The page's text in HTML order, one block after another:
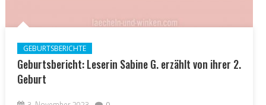
GEBURTSBERICHTE
Geburtsbericht: Leserin Sabine G. erzählt von ihrer 2.
Geburt